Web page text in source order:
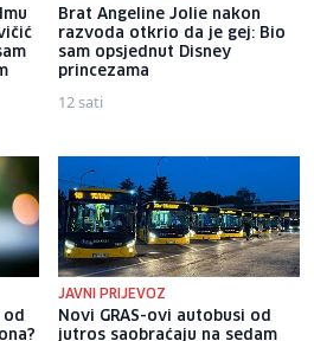
Brat Angeline Jolie nakon
razvoda otkrio da je gej: Bio
sam opsjednut Disney
princezama
12 sati
od
JAVNI PRIJEVOZ
Novi GRAS-ovi autobusi od
jutros saobraćaju na sedam